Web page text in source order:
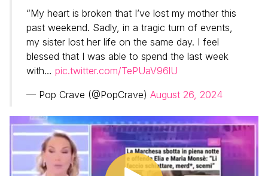
“My heart is broken that I’ve lost my mother this
past weekend. Sadly, in a tragic turn of events,
my sister lost her life on the same day. I feel
blessed that I was able to spend the last week
with… pic.twitter.com/TePUaV96lU
— Pop Crave (@PopCrave) August 26, 2024